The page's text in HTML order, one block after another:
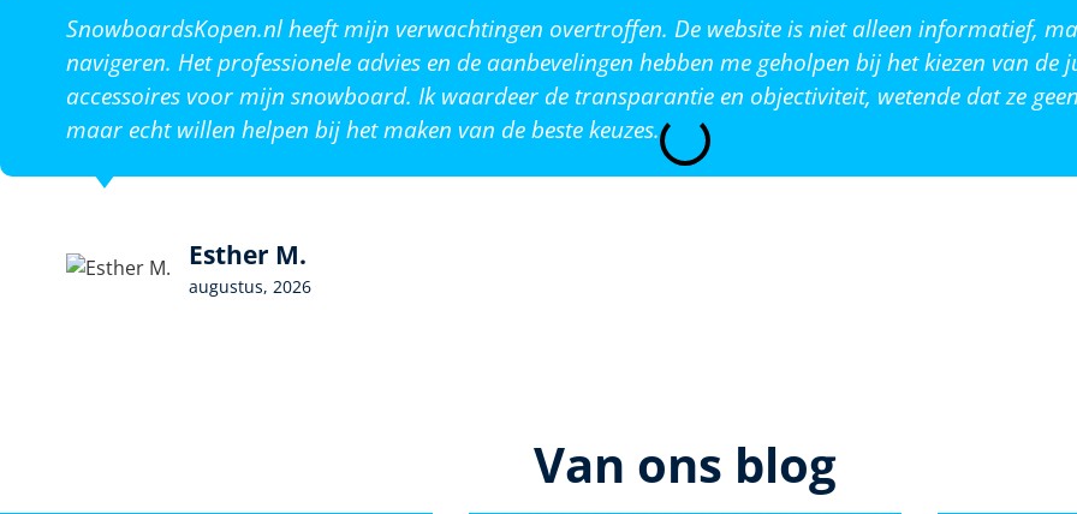
SnowboardsKopen.nl heeft mijn verwachtingen overtroffen. De website is niet alleen informatief,
navigeren. Het professionele advies en de aanbevelingen hebben me geholpen bij het kiezen van de
accessoires voor mijn snowboard. Ik waardeer de transparantie en objectiviteit, wetende dat ze
maar echt willen helpen bij het maken van de beste keuzes.
Esther M.
augustus, 2026
Van ons blog